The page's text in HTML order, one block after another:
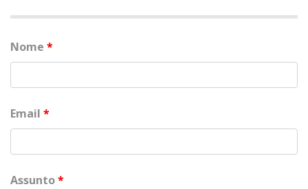
Nome *
Email *
Assunto*